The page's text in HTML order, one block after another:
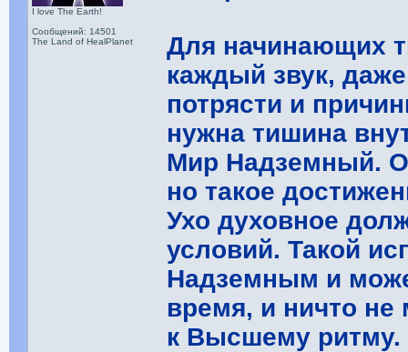
I love The Earth!
Сообщений: 14501
The Land of HealPlanet
Для начинающих
каждый звук,
потрясти и
нужна тишина
Мир Надземный.
но такое
Ухо духовное
условий. Такой
Надземным и
время, и ничто
к Высшему ритму.